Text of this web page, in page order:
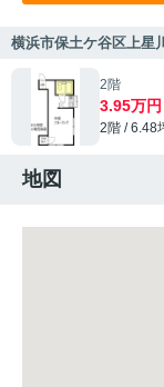
横浜市保土ケ谷区上星
2階
3.95万円
2階 / 6.48
地図